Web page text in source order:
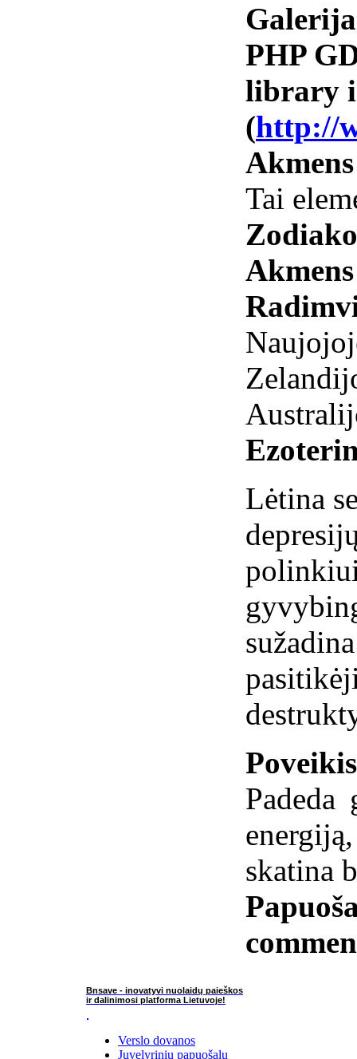
Galerija
PHP
library
(http://
Tai
Lėtina
skatina
Bnsave - inovatyvi nuolaidų paieškos
ir dalinimosi platforma Lietuvoje!
Verslo dovanos
Juvelyrinių papuošalų